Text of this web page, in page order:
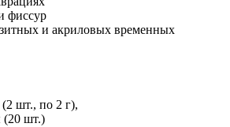
фиссур
и акриловых временных
шт., по 2 г),
(20 шт.)